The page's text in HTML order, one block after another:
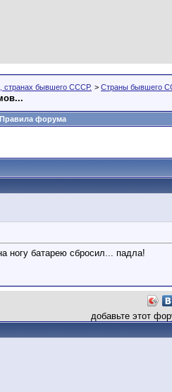
странах бывшего СССР. > Страны бывшего
Правила форума
ногу батарею сбросил... падла!
добавьте этот